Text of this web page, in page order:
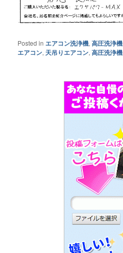
Posted in エアコン洗浄機,高圧洗浄機
エアコン, 天吊りエアコン,高圧洗浄機